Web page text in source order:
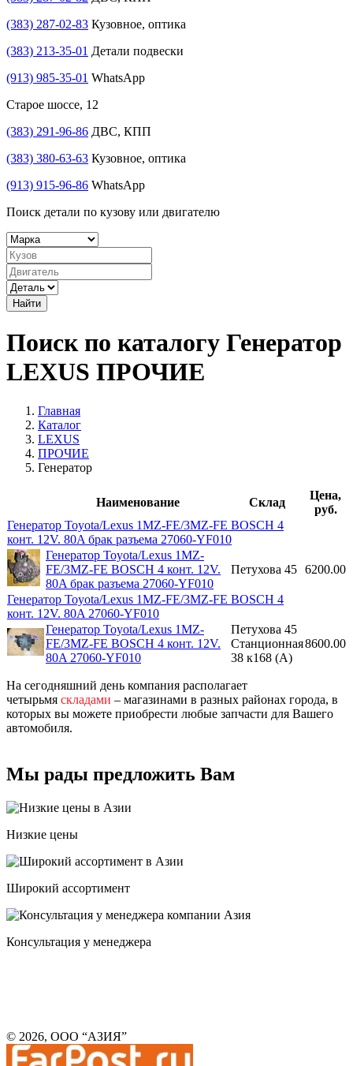
(383) 287-02-83 Кузовное, оптика
(383) 213-35-01 Детали подвески
(913) 985-35-01 WhatsApp
Старое шоссе, 12
(383) 291-96-86 ДВС, КПП
(383) 380-63-63 Кузовное, оптика
(913) 915-96-86 WhatsApp
Поиск детали по кузову или двигателю
Найти
Поиск по каталогу Генератор
LEXUS ПРОЧИЕ
Главная
Каталог
LEXUS
ПРОЧИЕ
Генератор
Наименование Склад
Цена,
руб.
Генератор Toyota/Lexus 1MZ-FE/3MZ-FE BOSCH 4
конт. 12V. 80A брак разъема 27060-YF010
Генератор Toyota/Lexus 1MZ-
FE/3MZ-FE BOSCH 4 конт. 12V.
80A брак разъема 27060-YF010
Петухова 45 6200.00
Генератор Toyota/Lexus 1MZ-FE/3MZ-FE BOSCH 4
конт. 12V. 80A 27060-YF010
Генератор Toyota/Lexus 1MZ-
FE/3MZ-FE BOSCH 4 конт. 12V.
80A 27060-YF010
Петухова 45
Станционная
38 к168 (A)
8600.00
На сегодняшний день компания располагает
четырьмя складами – магазинами в разных районах города, в
которых вы можете приобрести любые запчасти для Вашего
автомобиля.
Мы рады предложить Вам
Низкие цены
Широкий ассортимент
Консультация у менеджера
© 2026, ООО “АЗИЯ”